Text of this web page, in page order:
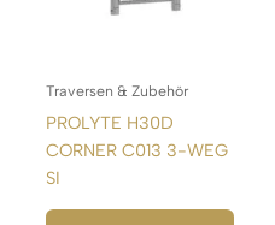
Traversen & Zubehör
PROLYTE H30D
CORNER C013 3-WEG
SI